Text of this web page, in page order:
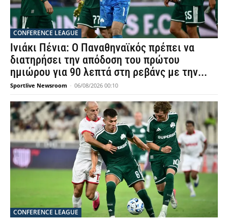
CONFERENCE LEAGUE
Ινιάκι Πένια: Ο Παναθηναϊκός πρέπει να
διατηρήσει την απόδοση του πρώτου
ημιώρου για 90 λεπτά στη ρεβάνς με την...
Sportlive Newsroom - 06/08/2026 00:10
CONFERENCE LEAGUE